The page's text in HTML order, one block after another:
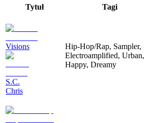
Tytuł Tagi
Visions
S.C.
Chris
Hip-Hop/Rap, Sampler,
Electroamplified, Urban,
Happy, Dreamy